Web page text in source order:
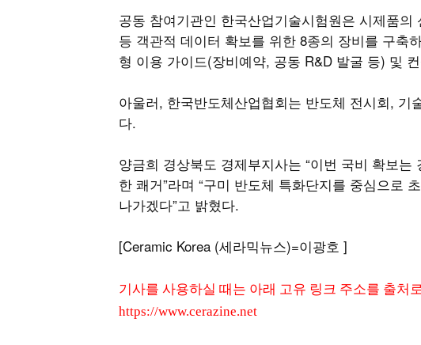
공동 참여기관인 한국산업기술시험원은 시제품
등 객관적 데이터 확보를 위한 8종의 장비를 구축
형 이용 가이드(장비예약, 공동 R&D 발굴 등) 및
아울러, 한국반도체산업협회는 반도체 전시회,
다.
양금희 경상북도 경제부지사는 “이번 국비 확보
한 쾌거”라며 “구미 반도체 특화단지를 중심으로
나가겠다”고 밝혔다.
[Ceramic Korea (세라믹뉴스)=이광호 ]
기사를 사용하실 때는 아래 고유 링크 주소를 출처
https://www.cerazine.net